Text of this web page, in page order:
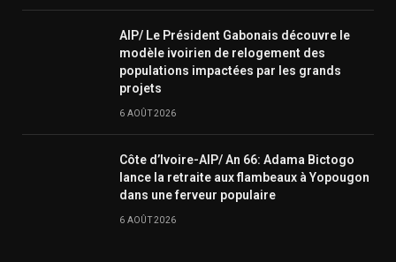
AIP/ Le Président Gabonais découvre le
modèle ivoirien de relogement des
populations impactées par les grands
projets
6 AOÛT 2026
Côte d’Ivoire-AIP/ An 66: Adama Bictogo
lance la retraite aux flambeaux à Yopougon
dans une ferveur populaire
6 AOÛT 2026